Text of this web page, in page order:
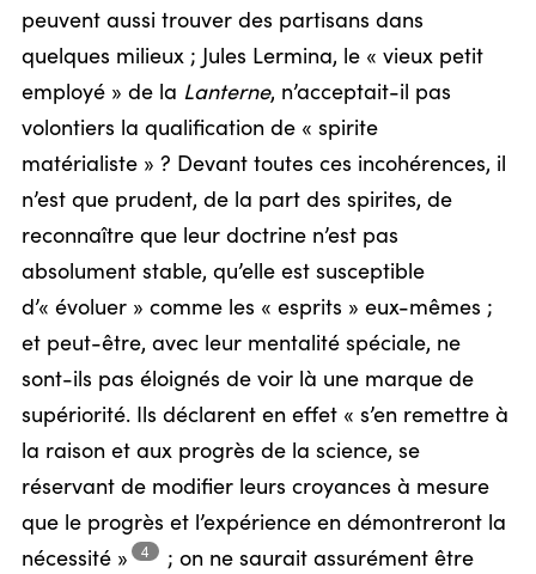
peuvent aussi trouver des partisans dans
quelques milieux ; Jules Lermina, le « vieux petit
employé » de la Lanterne, n’acceptait-il pas
volontiers la qualification de « spirite
matérialiste » ? Devant toutes ces incohérences, il
n’est que prudent, de la part des spirites, de
reconnaître que leur doctrine n’est pas
absolument stable, qu’elle est susceptible
d’« évoluer » comme les « esprits » eux-mêmes ;
et peut-être, avec leur mentalité spéciale, ne
sont-ils pas éloignés de voir là une marque de
supériorité. Ils déclarent en effet « s’en remettre à
la raison et aux progrès de la science, se
réservant de modifier leurs croyances à mesure
que le progrès et l’expérience en démontreront la
nécessité »
4 ; on ne saurait assurément être